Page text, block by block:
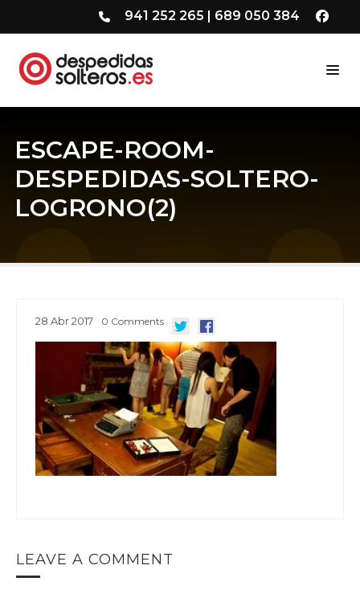
941 252 265 | 689 050 384
ESCAPE-ROOM-
DESPEDIDAS-SOLTERO-
LOGRONO(2)
28 Abr2017 0 Comments
LEAVE A COMMENT